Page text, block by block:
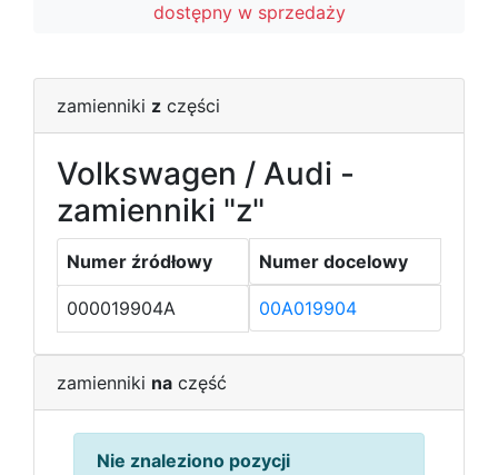
dostępny w sprzedaży
zamienniki z części
Volkswagen / Audi -
zamienniki "z"
Numer źródłowy Numer docelowy
000019904A 00A019904
zamienniki na część
Nie znaleziono pozycji